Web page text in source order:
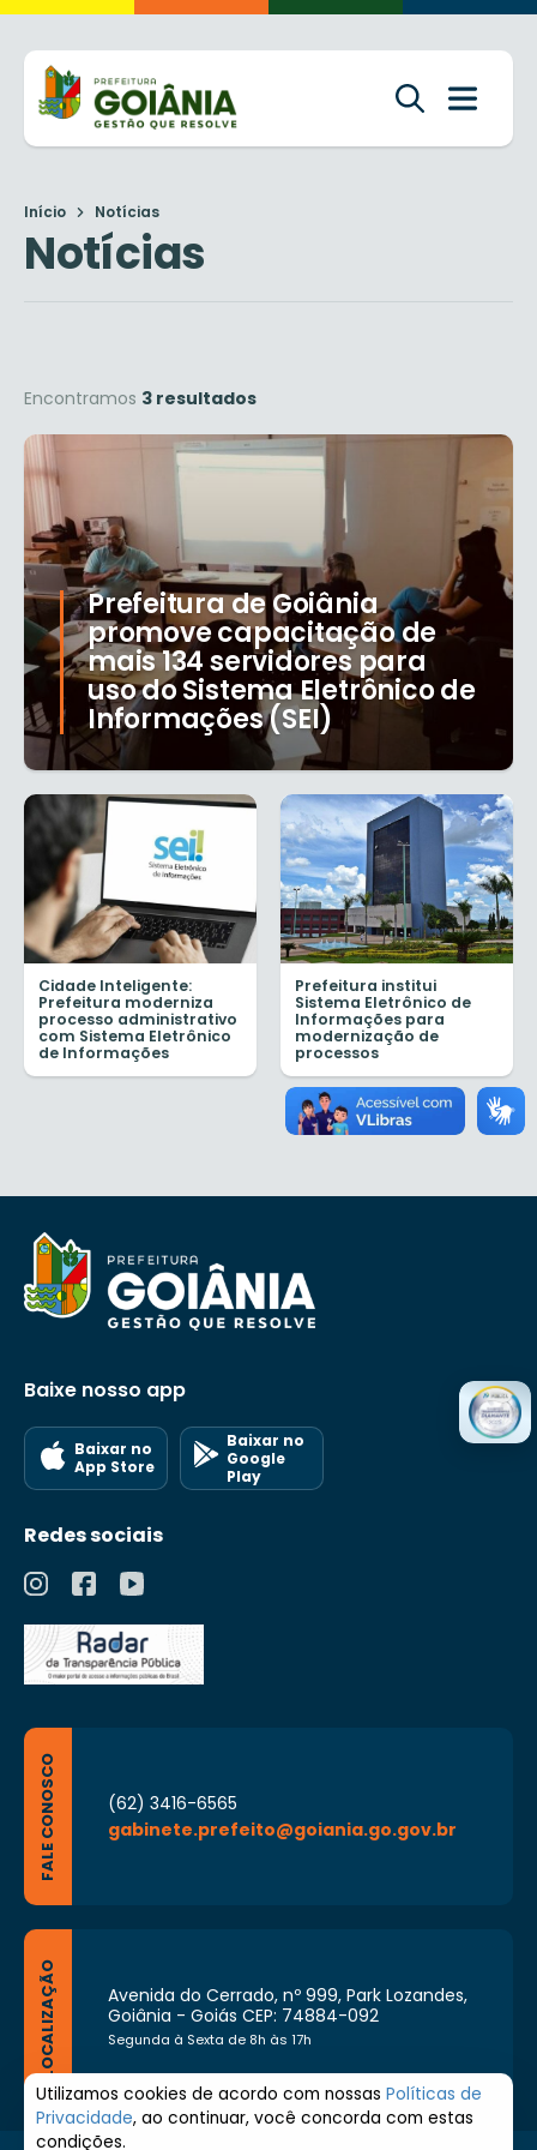
Início Notícias
Notícias
Encontramos 3 resultados
Prefeitura de Goiânia
promove capacitação de
mais 134 servidores para
uso do Sistema Eletrônico de
Informações (SEI)
Cidade Inteligente:
Prefeitura moderniza
processo administrativo
com Sistema Eletrônico
de Informações
Prefeitura institui
Sistema Eletrônico de
Informações para
modernização de
processos
Baixe nosso app
Baixar no
App Store
Baixar no
Google
Play
Redes sociais
FALE CONOSCO
(62) 3416-6565
gabinete.prefeito@goiania.go.gov.br
LOCALIZAÇÃO
Avenida do Cerrado, nº 999, Park Lozandes,
Goiânia - Goiás CEP: 74884-092
Segunda à Sexta de 8h às 17h
Utilizamos cookies de acordo com nossas Políticas de
Privacidade, ao continuar, você concorda com estas
condições.